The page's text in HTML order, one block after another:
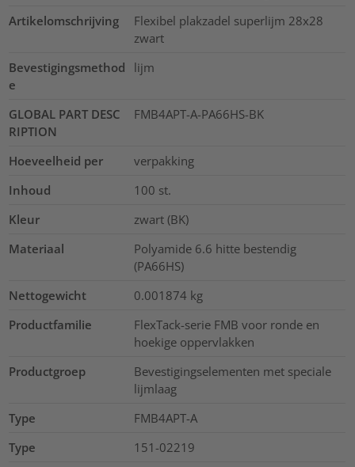
Artikelomschrijving
Flexibel plakzadel superlijm 28x28
zwart
Bevestigingsmethod
e
lijm
GLOBAL PART DESC
RIPTION
FMB4APT-A-PA66HS-BK
Hoeveelheid per
verpakking
Inhoud
100 st.
Kleur
zwart (BK)
Materiaal
Polyamide 6.6 hitte bestendig
(PA66HS)
Nettogewicht
0.001874 kg
Productfamilie
FlexTack-serie FMB voor ronde en
hoekige oppervlakken
Productgroep
Bevestigingselementen met speciale
lijmlaag
Type
FMB4APT-A
Type
151-02219